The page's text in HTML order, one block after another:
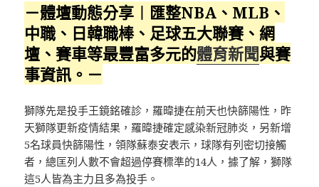
－體壇動態分享︱匯整NBA、MLB、
中職、日韓職棒、足球五大聯賽、網
壇、賽車等最豐富多元的體育新聞與賽
事資訊。－
獅隊先是投手王鏡銘確診，羅暐捷在前天也快篩陽性，昨
天獅隊更新疫情結果，羅暐捷確定感染新冠肺炎，另新增
5名球員快篩陽性，領隊蘇泰安表示，球隊有列密切接觸
者，總匡列人數不會超過停賽標準的14人，據了解，獅隊
這5人皆為主力且多為投手。